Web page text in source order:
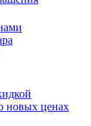
новых ценах